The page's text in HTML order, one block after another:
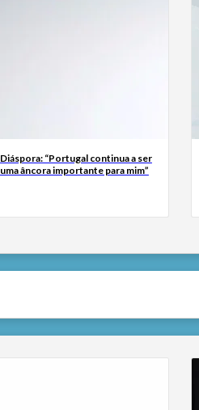
Diáspora: “Portugal continua a ser
uma âncora importante para mim”